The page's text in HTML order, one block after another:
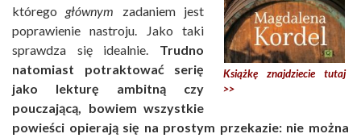
Książkę znajdziecie tutaj
>>
którego głównym zadaniem jest
poprawienie nastroju. Jako taki
sprawdza się idealnie. Trudno
natomiast potraktować serię
jako lekturę ambitną czy
pouczającą, bowiem wszystkie
powieści opierają się na prostym przekazie: nie można